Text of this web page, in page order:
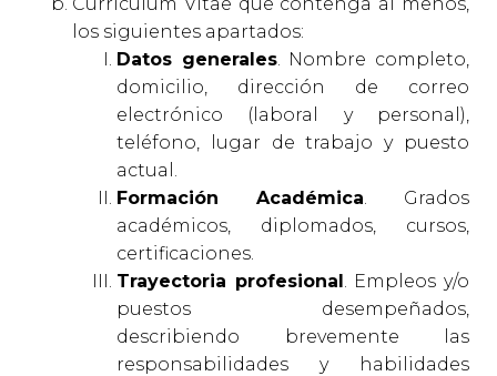
los siguientes apartados:
Datos generales. Nombre completo,
domicilio, dirección de correo
electrónico (laboral y personal),
teléfono, lugar de trabajo y puesto
actual.
Formación Académica. Grados
académicos, diplomados, cursos,
certificaciones.
Trayectoria profesional. Empleos y/o
puestos desempeñados,
describiendo brevemente las
responsabilidades y habilidades